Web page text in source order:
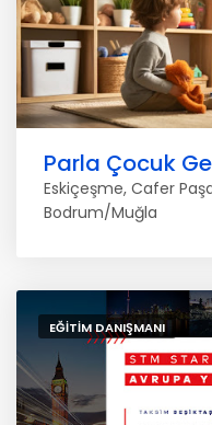
Parla Çocuk
Eskiçeşme, Cafer
Bodrum/Muğla
EĞITIM DANIŞMANI